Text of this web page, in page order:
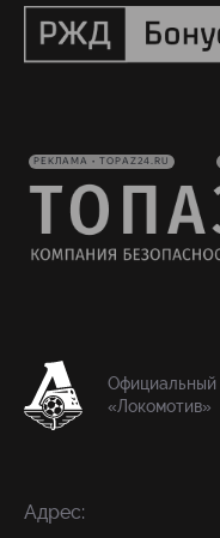
РЕКЛАМА • TOPAZ24.RU
Официальный
«Локомотив»
Адрес: